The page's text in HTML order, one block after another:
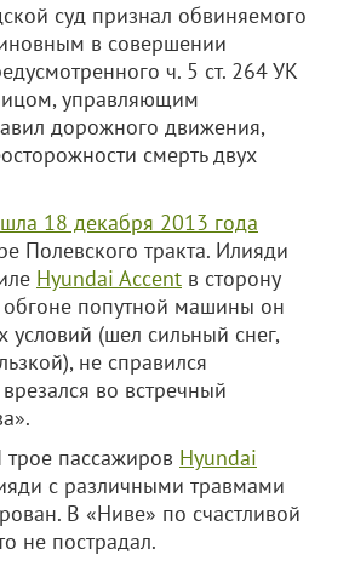
суд признал обвиняемого
в совершении
ч. 5 ст. 264 УК
управляющим
дорожного движения,
смерть двух
18 декабря 2013 года
Полевского тракта. Илияди
Hyundai Accent в сторону
попутной машины он
условий (шел сильный снег,
не справился
во встречный
трое пассажиров Hyundai
с различными травмами
В «Ниве» по счастливой
не пострадал.